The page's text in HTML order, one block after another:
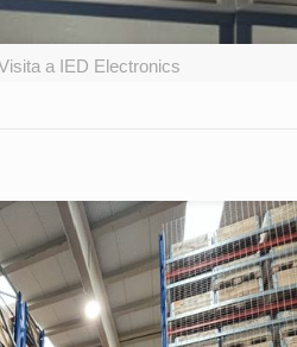
a IED Electronics